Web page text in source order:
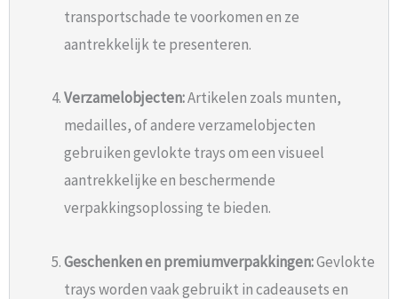
transportschade te voorkomen en ze
aantrekkelijk te presenteren.
Verzamelobjecten:Artikelen zoals munten,
medailles, of andere verzamelobjecten
gebruiken gevlokte trays om een ​​visueel
aantrekkelijke en beschermende
verpakkingsoplossing te bieden.
Geschenken en premiumverpakkingen:Gevlokte
trays worden vaak gebruikt in cadeausets en